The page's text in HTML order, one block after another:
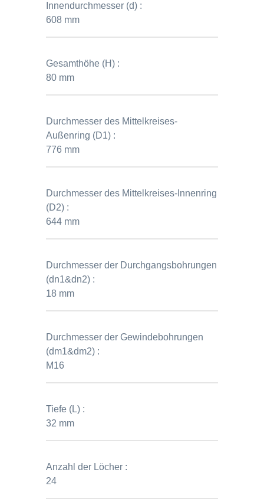
Innendurchmesser (d) :
608 mm
Gesamthöhe (H) :
80 mm
Durchmesser des Mittelkreises-
Außenring (D1) :
776 mm
Durchmesser des Mittelkreises-Innenring
(D2) :
644 mm
Durchmesser der Durchgangsbohrungen
(dn1&dn2) :
18 mm
Durchmesser der Gewindebohrungen
(dm1&dm2) :
M16
Tiefe (L) :
32 mm
Anzahl der Löcher :
24